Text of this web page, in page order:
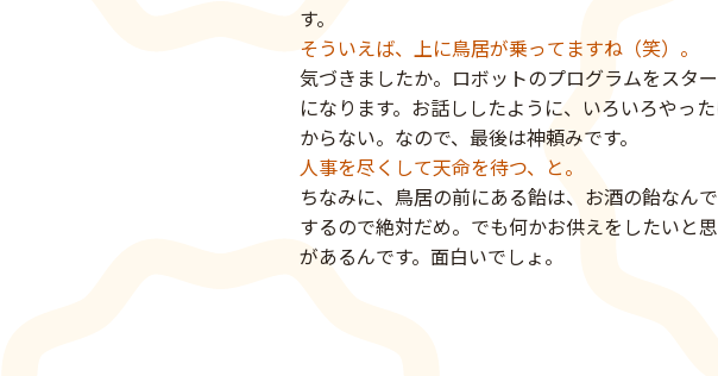
す。
そういえば、上に鳥居が乗ってますね（笑）。
気づきましたか。ロボットのプログラムをスタ
になります。お話ししたように、いろいろやっ
からない。なので、最後は神頼みです。
人事を尽くして天命を待つ、と。
ちなみに、鳥居の前にある飴は、お酒の飴なん
するので絶対だめ。でも何かお供えをしたいと
があるんです。面白いでしょ。